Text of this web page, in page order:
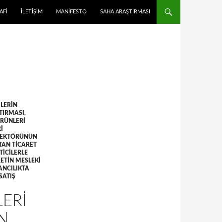
İLETIŞIM MANIFESTO SAHA ARAŞTIRMASI
,
TICARET
MESLEKI